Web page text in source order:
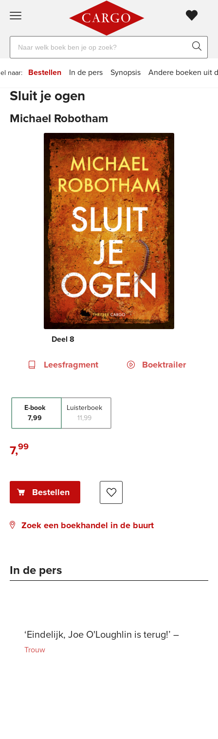
verzending20
Voor
besteld,werkdaghuis
betalen
naar
boeken,
en
uitgevers
naar: Bestellen In de pers Synopsis Andere boeken uit
E-book
7,99
Luisterboek
11,99
E-
7,99
Bestellen
Zoek een boekhandel in de buurt
Sluit je ogen
Michael Robotham
Deel 8
Leesfragment Boektrailer
In de pers
‘Eindelijk, Joe O'Loughlin is terug!’ –
Trouw